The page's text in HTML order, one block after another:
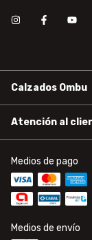
Calzados Ombu
Atención al
Medios de pago
Medios de envío